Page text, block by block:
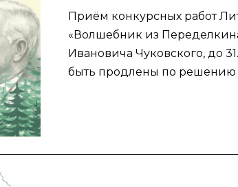
Приём конкурсных работ
«Волшебник из
Ивановича Чуковского, до
быть продлены по решению